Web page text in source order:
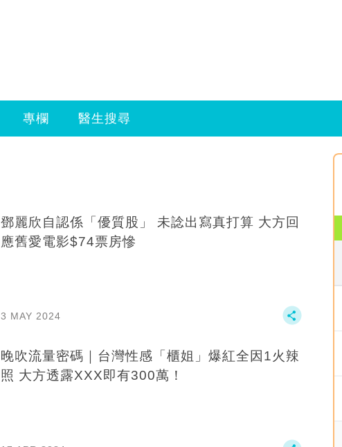
專欄 醫生搜尋
鄧麗欣自認係「優質股」 未諗出寫真打算 大方回
應舊愛電影$74票房慘
3 MAY 2024
晚吹流量密碼｜台灣性感「櫃姐」爆紅全因1火辣
照 大方透露XXX即有300萬！